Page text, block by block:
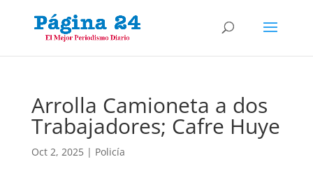
Arrolla Camioneta a dos
Trabajadores; Cafre Huye
Oct 2, 2025| Policía